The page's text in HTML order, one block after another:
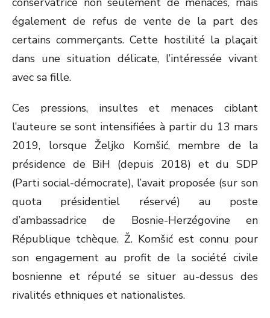
également de refus de vente de la part des
certains commerçants. Cette hostilité la plaçait
dans une situation délicate, l’intéressée vivant
avec sa fille.
Ces pressions, insultes et menaces ciblant
l’auteure se sont intensifiées à partir du 13 mars
2019, lorsque Željko Komšić, membre de la
présidence de BiH (depuis 2018) et du SDP
(Parti social-démocrate), l’avait proposée (sur son
quota présidentiel réservé) au poste
d’ambassadrice de Bosnie-Herzégovine en
République tchèque. Ž. Komšić est connu pour
son engagement au profit de la société civile
bosnienne et réputé se situer au-dessus des
rivalités ethniques et nationalistes.